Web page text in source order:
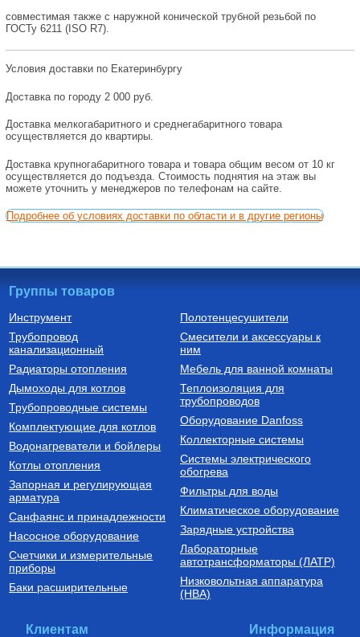
совместимая также с наружной конической трубной резьбой по
ГОСТу 6211 (ISO R7).
Условия доставки по Екатеринбургу
Доставка по городу 2 000 руб.
Доставка мелкогабаритного и среднегабаритного товара
осуществляется до квартиры.
Доставка крупногабаритного товара и товара общим весом от 10 кг
осуществляется до подъезда. Стоимость поднятия на этаж вы
можете уточнить у менеджеров по телефонам на сайте.
Подробнее об условиях доставки по области и в другие регионы
Группы товаров
Инструмент
Трубопровод
канализационный
Радиаторы отопления
Дымоходы для котлов
Трубопроводные системы
Комплектующие для котлов
Водонагреватели и бойлеры
Котлы отопления
Запорная и регулирующая
арматура
Санфаянс и принадлежности
Насосное оборудование
Счетчики и измерительные
приборы
Баки расширительные
Полотенцесушители
Смесители и аксессуары к
ним
Мебель для ванной комнаты
Теплоизоляция для
трубопроводов
Оборудование Danfoss
Коллекторные системы
Системы электрического
обогрева
Фильтры для воды
Климатическое оборудование
Зарядные устройства
Лабораторные
автотрансформаторы (ЛАТР)
Низковольтная аппаратура
(НВА)
Клиентам Информация